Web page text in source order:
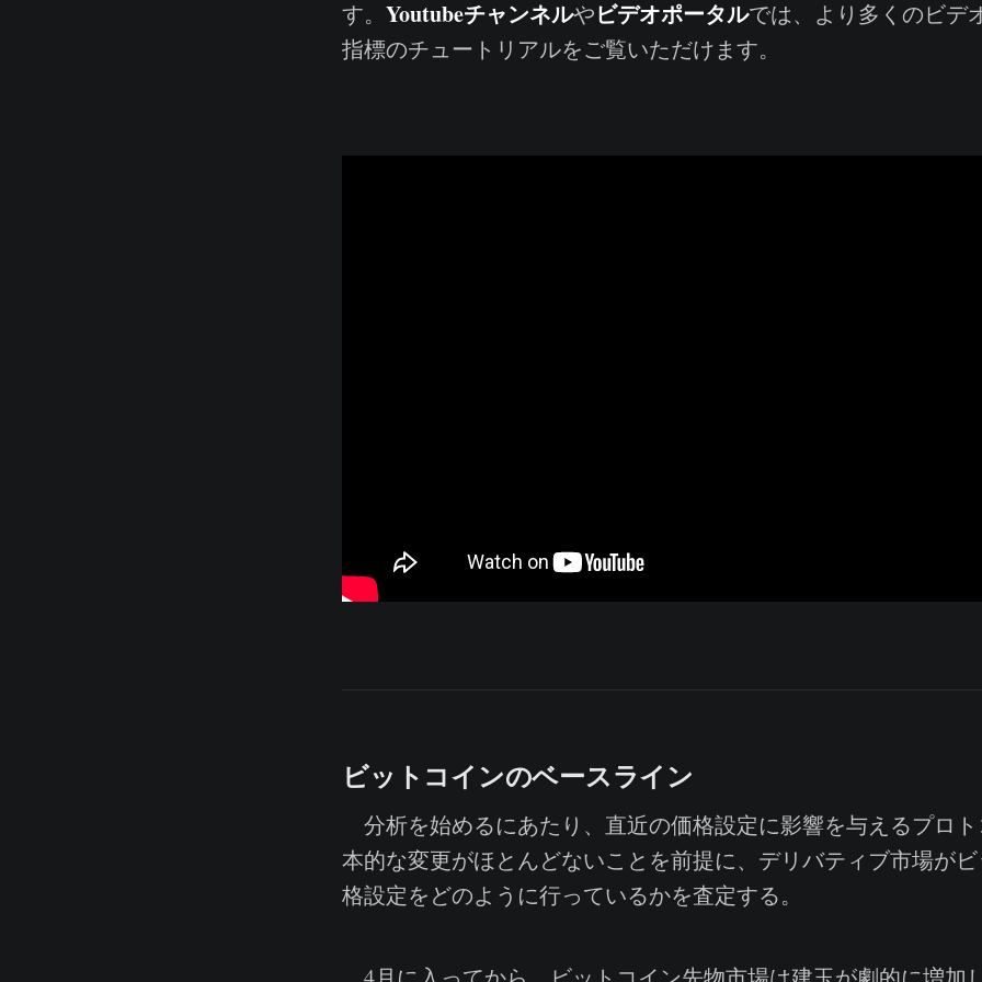
す。 Youtubeチャンネルやビデオポータルでは、より多くのビデ
指標のチュートリアルをご覧いただけます。
ビットコインのベースライン
分析を始めるにあたり、直近の価格設定に影響を与えるプロ
本的な変更がほとんどないことを前提に、デリバティブ市場が
格設定をどのように行っているかを査定する。